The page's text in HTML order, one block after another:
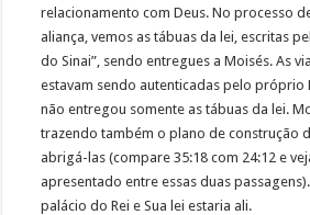
relacionamento com Deus. No processo
aliança, vemos as tábuas da lei, escritas
do Sinai”, sendo entregues a Moisés. As
estavam sendo autenticadas pelo próprio
não entregou somente as tábuas da lei.
trazendo também o plano de construção
abrigá-las (compare 35:18 com 24:12 e
apresentado entre essas duas
palácio do Rei e Sua lei estaria ali.